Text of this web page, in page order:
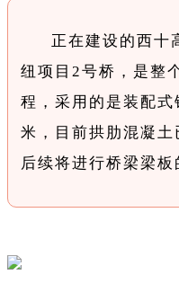
正在建设的西十
纽项目2号桥，是整
程，采用的是装配
米，目前拱肋混凝土
后续将进行桥梁梁板